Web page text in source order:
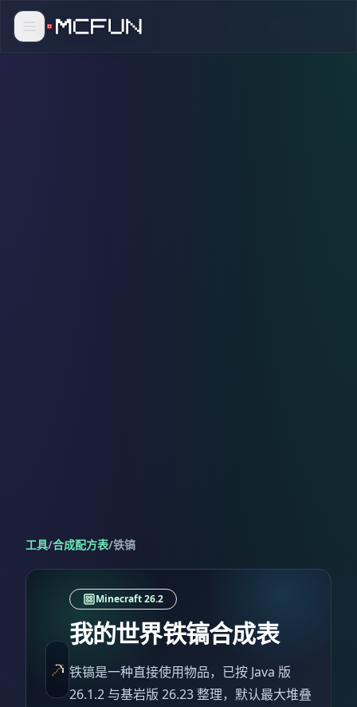
工具/合成配方表/铁镐
Minecraft 26.2
我的世界铁镐合成表
铁镐是一种直接使用物品，已按 Java 版
26.1.2 与基岩版 26.23 整理，默认最大堆叠